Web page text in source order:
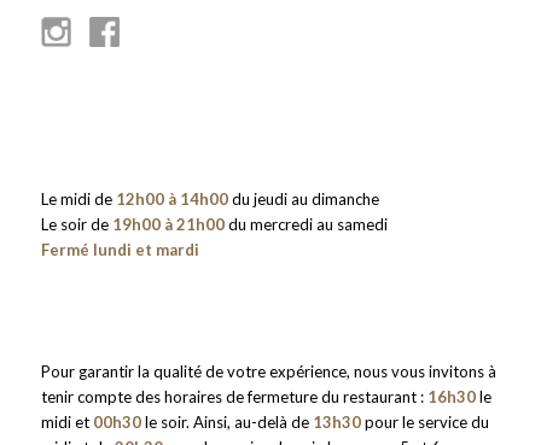
Le midi de 12h00 à 14h00du jeudi au dimanche
Le soir de 19h00 à 21h00du mercredi au samedi
Fermé lundi et mardi
Pour garantir la qualité de votre expérience, nous vous invitons à
tenir compte des horaires de fermeture du restaurant : 16h30le
midi et 00h30le soir. Ainsi, au-delà de 13h30pour le service du